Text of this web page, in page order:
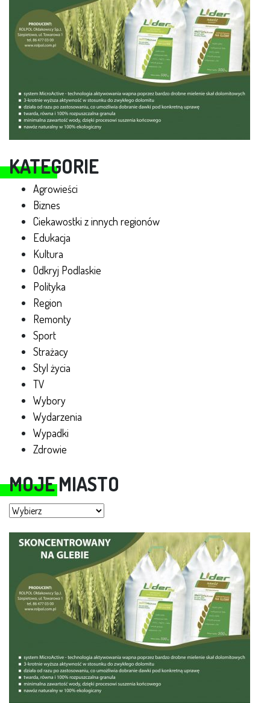
KATEGORIE
Agrowieści
Biznes
Ciekawostki z innych regionów
Edukacja
Kultura
Odkryj Podlaskie
Polityka
Region
Remonty
Sport
Strażacy
Styl życia
TV
Wybory
Wydarzenia
Wypadki
Zdrowie
MOJE MIASTO
Moje miasto